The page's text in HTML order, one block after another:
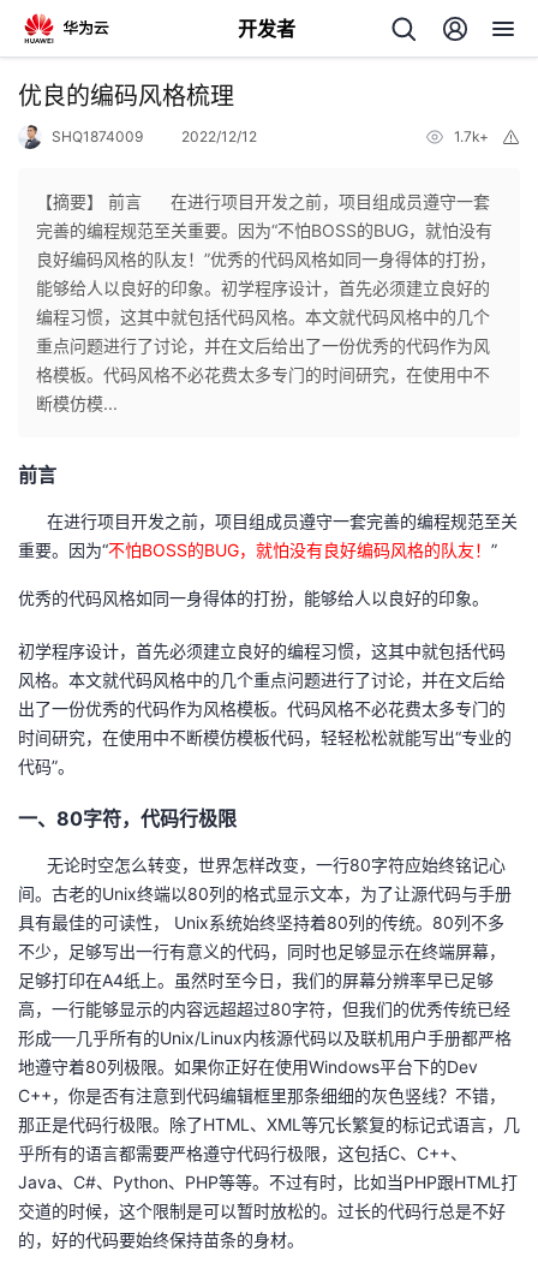
开发者
返
个
人
主
页
我
的
开
发
我
客
论
坛
的
圈
子
我
的
直
播
我
的
活
动
我
的
关
注
我
的
开
发
者
我
的
Programs
我
的
支
优良的编码风格梳理
SHQ1874009 2022/12/12 1.7k+
【摘要】 前言 在进行项目开发之前，项目组成员遵守一套
完善的编程规范至关重要。因为“不怕BOSS的BUG，就怕没有
良好编码风格的队友！”优秀的代码风格如同一身得体的打扮，
能够给人以良好的印象。初学程序设计，首先必须建立良好的
编程习惯，这其中就包括代码风格。本文就代码风格中的几个
重点问题进行了讨论，并在文后给出了一份优秀的代码作为风
格模板。代码风格不必花费太多专门的时间研究，在使用中不
断模仿模...
前言
在进行项目开发之前，项目组成员遵守一套完善的编程规范至关
重要。因为“不怕BOSS的BUG，就怕没有良好编码风格的队友！ ”
优秀的代码风格如同一身得体的打扮，能够给人以良好的印象。
初学程序设计，首先必须建立良好的编程习惯，这其中就包括代码
风格。本文就代码风格中的几个重点问题进行了讨论，并在文后给
出了一份优秀的代码作为风格模板。代码风格不必花费太多专门的
时间研究，在使用中不断模仿模板代码，轻轻松松就能写出“专业的
代码”。
一、80字符，代码行极限
无论时空怎么转变，世界怎样改变，一行80字符应始终铭记心
间。古老的Unix终端以80列的格式显示文本，为了让源代码与手册
具有最佳的可读性， Unix系统始终坚持着80列的传统。80列不多
不少，足够写出一行有意义的代码，同时也足够显示在终端屏幕，
足够打印在A4纸上。虽然时至今日，我们的屏幕分辨率早已足够
高，一行能够显示的内容远超超过80字符，但我们的优秀传统已经
形成──几乎所有的Unix/Linux内核源代码以及联机用户手册都严格
地遵守着80列极限。如果你正好在使用Windows平台下的Dev
C++，你是否有注意到代码编辑框里那条细细的灰色竖线？不错，
那正是代码行极限。除了HTML、XML等冗长繁复的标记式语言，几
乎所有的语言都需要严格遵守代码行极限，这包括C、C++、
Java、C#、Python、PHP等等。不过有时，比如当PHP跟HTML打
交道的时候，这个限制是可以暂时放松的。过长的代码行总是不好
的，好的代码要始终保持苗条的身材。